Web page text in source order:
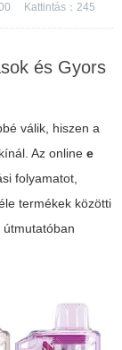
Kattintás： 245
és Gyors
válik, hiszen a
Az online e
folyamatot,
termékek közötti